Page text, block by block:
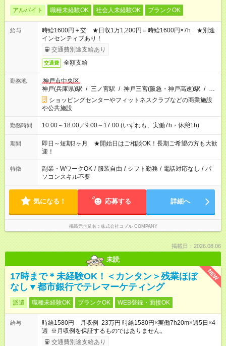
アルバイト 職種未経験OK 社会人未経験OK ブランクOK
給与
時給1600円＋交 ★日収1万1,200円＝時給1600円×7h ★別途
インセンティブあり！
交通費別途支給あり
交通費 全額支給
勤務地
神戸市中央区
神戸(兵庫県)駅 / 三ノ宮駅 / 神戸三宮(阪急・神戸高速)駅 / …
ショッピングセンターやフィットネスクラブなどの商業施設
や公共施設
勤務時間 10:00～18:00／9:00～17:00 (いずれも、実働7h・休憩1h)
期間
即日～短期3ヶ月 ★開始日はご相談OK！長期ご希望の方も大歓
迎！
特徴 副業・WワークOK / 服装自由 / シフト勤務 / 電話対応なし / パ
ソコンスキル不要
気になる！ 応募する 詳細へ
掲載元企業名 株式会社コブル COMPANY
掲載日：2026.08.06
未読
NEW
17時まで＊未経験OK！＜カンタン＞残業ほぼ
なし▼都市銀行でテレマーケティング
派遣 職種未経験OK ブランクOK WEB登録・面接OK
給与
時給1580円 月収例 23万円 時給1580円×実働7h20m×週5日×4
週 ※月収例を保証するものではありません。
交通費別途支給あり